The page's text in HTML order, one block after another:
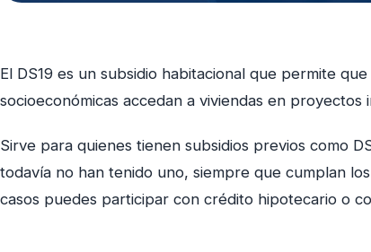
El DS19 es un subsidio habitacional que permite
socioeconómicas accedan a viviendas en proyectos
Sirve para quienes tienen subsidios previos como
todavía no han tenido uno, siempre que cumplan
casos puedes participar con crédito hipotecario o